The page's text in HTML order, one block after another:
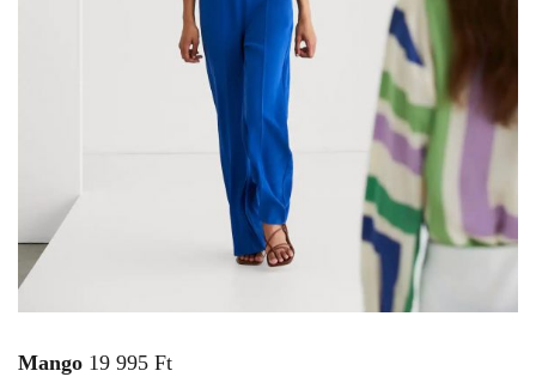
Mango 19 995 Ft